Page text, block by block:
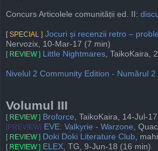
Concurs Articolele comunității ed. II:
[ SPECIAL ] Jocuri și recenzii retro –
Nervozix, 10-Mar-17 (7 min)
[ REVIEW ] Little Nightmares, TaikoKaira,
Nivelul 2 Community Edition - Numărul 2
Volumul III
[ REVIEW ] Broforce, TaikoKaira, 14-Jul-
[PREVIEW] EVE: Valkyrie - Warzone,
[ REVIEW ] Doki Doki Literature Club,
[ REVIEW ] ELEX, TG, 9-Jun-18 (16 min)